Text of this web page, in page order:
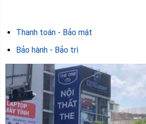
Thanh toán - Bảo mật
Bảo hành - Bảo trì